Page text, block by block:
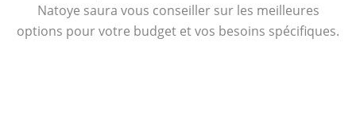
Natoye saura vous conseiller sur les meilleures
options pour votre budget et vos besoins spécifiques.